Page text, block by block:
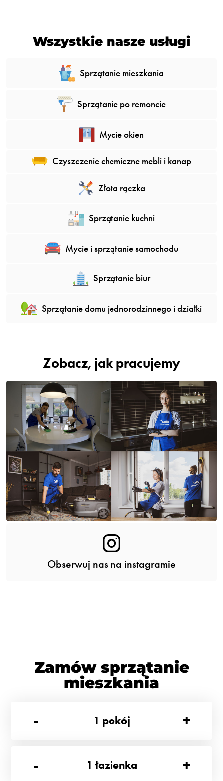
Wszystkie nasze usługi
Sprzątanie mieszkania
Sprzątanie po remoncie
Mycie okien
Czyszczenie chemiczne mebli i kanap
Złota rączka
Sprzątanie kuchni
Mycie i sprzątanie samochodu
Sprzątanie biur
Sprzątanie domu jednorodzinnego i działki
Zobacz, jak pracujemy
Obserwuj nas na instagramie
Zamów sprzątanie
mieszkania
-
1 pokój +
- 1 łazienka +